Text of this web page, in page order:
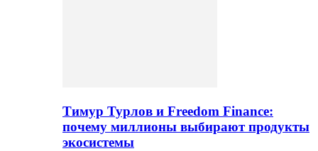
Тимур Турлов и Freedom Finance:
почему миллионы выбирают продукты
экосистемы